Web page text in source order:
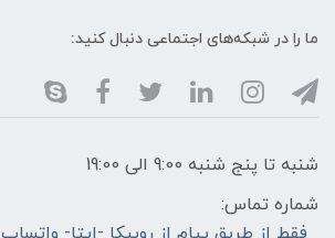
ما را در شبکه‌های اجتماعی دنبال کنید:
شنبه تا پنج شنبه 9:00 الی 19:00
شماره تماس: